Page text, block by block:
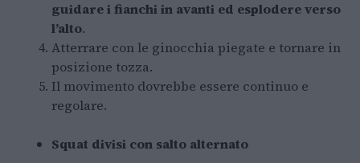
guidare i fianchi in avanti ed esplodere verso
l’alto.
Atterrare con le ginocchia piegate e tornare in
posizione tozza.
Il movimento dovrebbe essere continuo e
regolare.
Squat divisi con salto alternato